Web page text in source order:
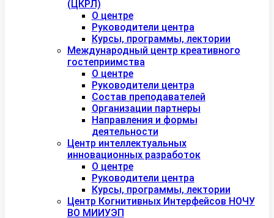
(ЦКРЛ)
О центре
Руководители центра
Курсы, программы, лектории
Международный центр креативного
гостеприимства
О центре
Руководители центра
Состав преподавателей
Организации партнеры
Направления и формы
деятельности
Центр интеллектуальных
инновационных разработок
О центре
Руководители центра
Курсы, программы, лектории
Центр Когнитивных Интерфейсов НОЧУ
ВО МИИУЭП